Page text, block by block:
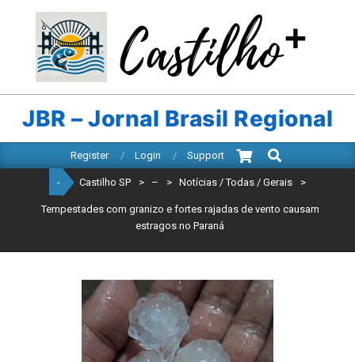
content
CASTILHO
SP
JBR – Jornal Brasil Regional
Navigation
Register Login Support
Search
- Castilho SP > – > Notícias / Todas / Gerais >
Tempestades com granizo e fortes rajadas de vento causam
estragos no Paraná